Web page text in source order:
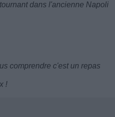
dans l'ancienne Napoli
comprendre c'est un repas
!